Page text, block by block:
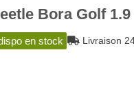
Bora Golf
en stock Livraison